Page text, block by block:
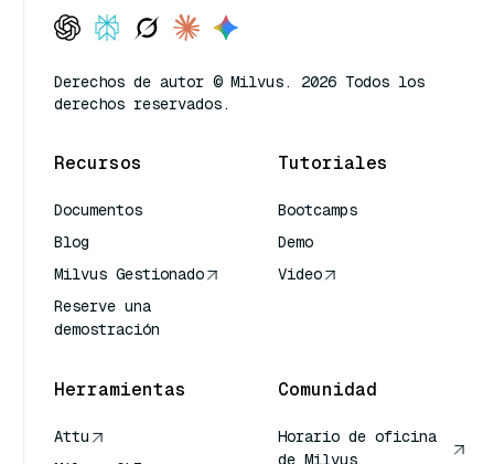
Derechos de autor © Milvus. 2026 Todos los
derechos reservados.
Recursos
Documentos
Blog
Milvus Gestionado
Reserve una
demostración
Tutoriales
Bootcamps
Demo
Video
Herramientas
Attu
Comunidad
Horario de oficina
de Milvus